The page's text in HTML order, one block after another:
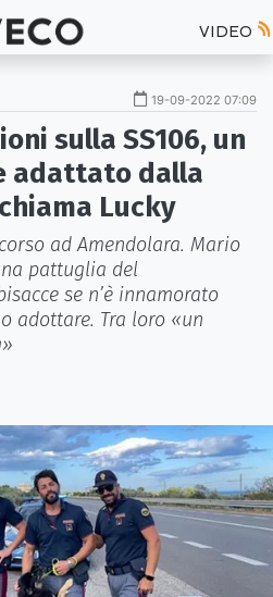
VIDEO
19-09-2022 07:09
sulla SS106, un
adattato dalla
Lucky
ad Amendolara. Mario
pattuglia del
se n’è innamorato
adottare. Tra loro «un